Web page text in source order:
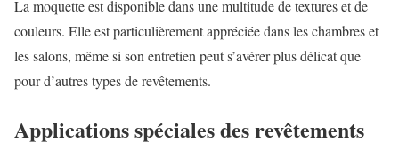
La moquette est disponible dans une multitude de textures et de
couleurs. Elle est particulièrement appréciée dans les chambres et
les salons, même si son entretien peut s’avérer plus délicat que
pour d’autres types de revêtements.
Applications spéciales des revêtements